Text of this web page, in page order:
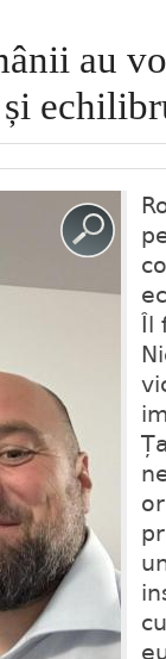
au
și